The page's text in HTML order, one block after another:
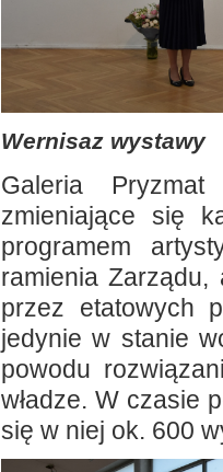
Wernisaz wystawy
Galeria
zmieniające się
programem
ramienia Zarządu,
przez etatowych
jedynie w stanie
powodu
władze. W czasie
się w niej ok. 600